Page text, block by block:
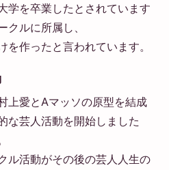
学を卒業したとされています
クルに所属し、
を作ったと言われています。
上愛とAマッソの原型を結成
な芸人活動を開始しました
ル活動がその後の芸人人生の